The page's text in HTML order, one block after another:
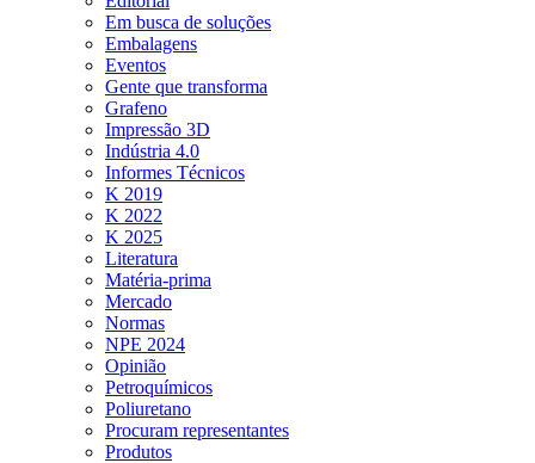
Em busca de soluções
Embalagens
Eventos
Gente que transforma
Grafeno
Impressão 3D
Indústria 4.0
Informes Técnicos
K 2019
K 2022
K 2025
Literatura
Matéria-prima
Mercado
Normas
NPE 2024
Opinião
Petroquímicos
Poliuretano
Procuram representantes
Produtos